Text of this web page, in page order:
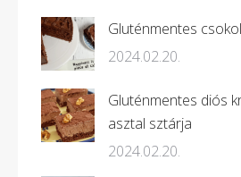
Gluténmentes
2024.02.20.
Gluténmentes diós
asztal sztárja
2024.02.20.